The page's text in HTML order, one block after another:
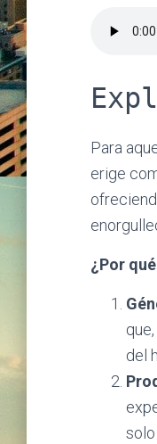
Para
erige
¿Por
del